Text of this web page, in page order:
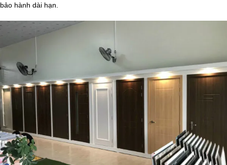
bảo hành dài hạn.